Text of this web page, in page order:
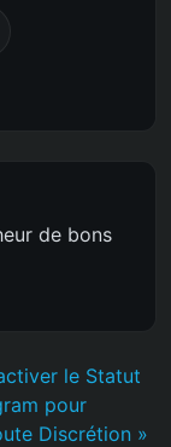
de bons
le Statut
pour
Discrétion »